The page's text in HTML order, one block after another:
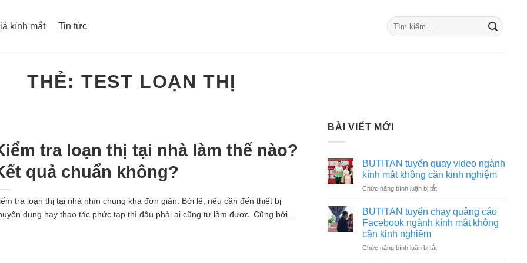
kính mắt Tin tức
THẺ:TEST LOẠN THỊ
tra loạn thị tại nhà làm thế nào?
quả chuẩn không?
tra loạn thị tại nhà nhìn chung khá đơn giản. Bởi lẽ, nếu cần đến thiết bị
dụng hay thao tác phức tạp thì đâu phải ai cũng tự làm được. Cũng bởi...
BÀI VIẾT MỚI
BUTITAN tuyển quay video ngành
kính mắt không cần kinh nghiệm
Chức năng bình luận bị tắtở
tuyển
quay
video
kính
BUTITAN tuyển chạy quảng cáo
Facebook ngành kính mắt không
cần kinh nghiệm
Chức năng bình luận bị tắtở